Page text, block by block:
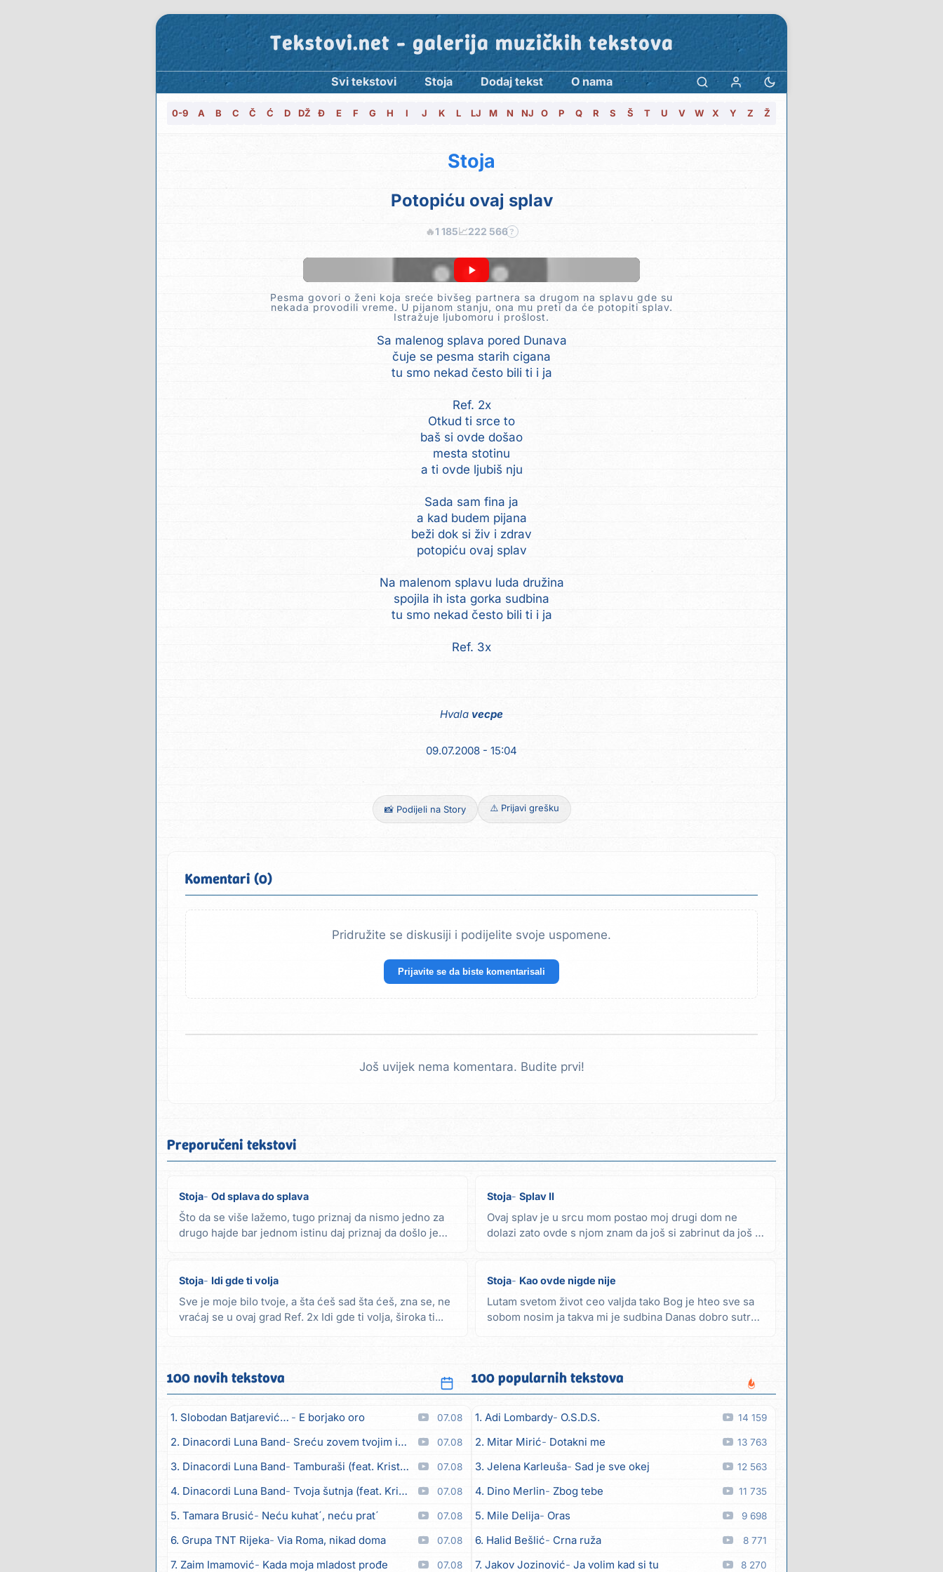
Tekstovi.net - galerija muzičkih tekstova
Svi tekstovi Stoja Dodaj tekst O nama
0-9 A B C Č Ć D DŽ Đ E F G H I J K L LJ M N NJ O P Q R S Š T U V W X Y Z Ž
Stoja
Potopiću ovaj splav
🔥1 185📈222 566 ?
Pesma govori o ženi koja sreće bivšeg partnera sa drugom na splavu gde su
nekada provodili vreme. U pijanom stanju, ona mu preti da će potopiti splav.
Istražuje ljubomoru i prošlost.
Sa malenog splava pored Dunava
čuje se pesma starih cigana
tu smo nekad često bili ti i ja
Ref. 2x
Otkud ti srce to
baš si ovde došao
mesta stotinu
a ti ovde ljubiš nju
Sada sam fina ja
a kad budem pijana
beži dok si živ i zdrav
potopiću ovaj splav
Na malenom splavu luda družina
spojila ih ista gorka sudbina
tu smo nekad često bili ti i ja
Ref. 3x
Hvala vecpe
09.07.2008 - 15:04
📸 Podijeli na Story ⚠️ Prijavi grešku
Komentari (0)
Pridružite se diskusiji i podijelite svoje uspomene.
Prijavite se da biste komentarisali
Još uvijek nema komentara. Budite prvi!
Preporučeni tekstovi
Stoja Od splava do splava
Što da se više lažemo, tugo priznaj da nismo jedno za
drugo hajde bar jednom istinu daj priznaj da došlo je
Stoja Splav II
Ovaj splav je u srcu mom postao moj drugi dom ne
dolazi zato ovde s njom znam da još si zabrinut da još si
Stoja Idi gde ti volja
Sve je moje bilo tvoje, a šta ćeš sad šta ćeš, zna se, ne
vraćaj se u ovaj grad Ref. 2x Idi gde ti volja, široka ti...
Stoja Kao ovde nigde nije
Lutam svetom život ceo valjda tako Bog je hteo sve sa
sobom nosim ja takva mi je sudbina Danas dobro sutra
100 novih tekstova
1. Slobodan Batjarević Čobe E borjako oro 07.08
2. Dinacordi Luna Band Sreću zovem tvojim imenom (feat. Kristina Smetko) 07.08
3. Dinacordi Luna Band Tamburaši (feat. Kristina Smetko) 07.08
4. Dinacordi Luna Band Tvoja šutnja (feat. Kristina Smetko) 07.08
5. Tamara Brusić Neću kuhat´, neću prat´ 07.08
6. Grupa TNT Rijeka Via Roma, nikad doma 07.08
7. Zaim Imamović Kada moja mladost prođe 07.08
100 popularnih tekstova
1. Adi Lombardy O.S.D.S. 14 159
2. Mitar Mirić Dotakni me 13 763
3. Jelena Karleuša Sad je sve okej 12 563
4. Dino Merlin Zbog tebe 11 735
5. Mile Delija Oras 9 698
6. Halid Bešlić Crna ruža 8 771
7. Jakov Jozinović Ja volim kad si tu 8 270